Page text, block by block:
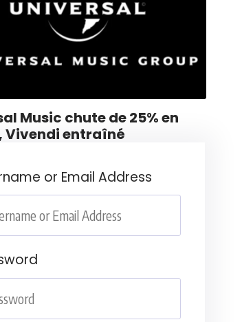
Music chute de 25% en
Vivendi entraîné
or Email Address